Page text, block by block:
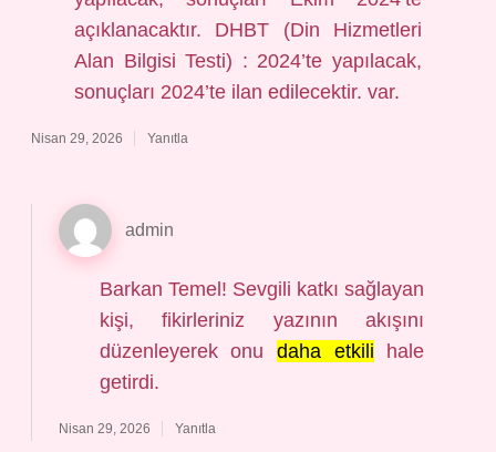
açıklanacaktır. DHBT (Din Hizmetleri
Alan Bilgisi Testi) : 2024’te yapılacak,
sonuçları 2024’te ilan edilecektir. var.
Nisan 29, 2026 Yanıtla
admin
Barkan Temel! Sevgili katkı sağlayan
kişi, fikirleriniz yazının akışını
düzenleyerek onu daha etkili hale
getirdi.
Nisan 29, 2026 Yanıtla